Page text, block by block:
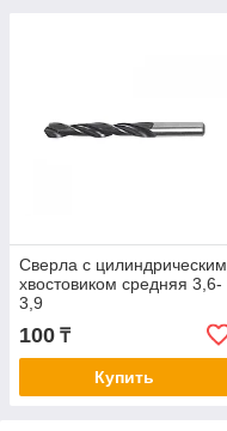
Сверла с цилиндрическим
хвостовиком средняя 3,6-
3,9
100 ₸
Купить